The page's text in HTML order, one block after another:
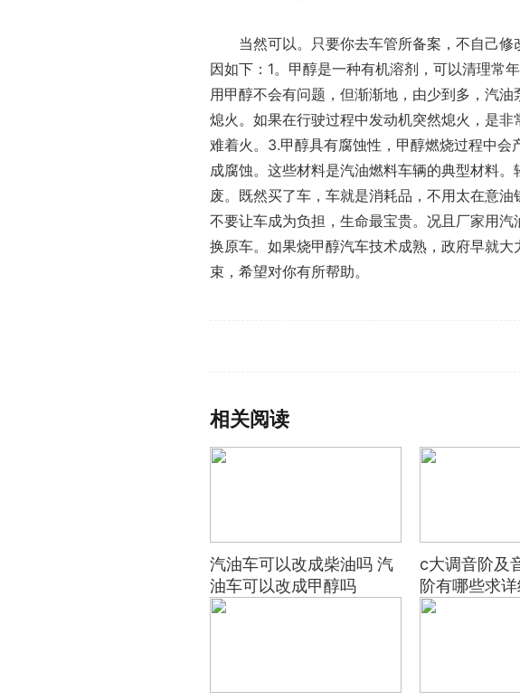
当然可以。只要你去车管所备案，不自己
因如下：1。甲醇是一种有机溶剂，可以清理常
用甲醇不会有问题，但渐渐地，由少到多，汽
熄火。如果在行驶过程中发动机突然熄火，是
难着火。3.甲醇具有腐蚀性，甲醇燃烧过程中
成腐蚀。这些材料是汽油燃料车辆的典型材料
废。既然买了车，车就是消耗品，不用太在意油
不要让车成为负担，生命最宝贵。况且厂家用
换原车。如果烧甲醇汽车技术成熟，政府早就
束，希望对你有所帮助。
相关阅读
汽油车可以改成柴油吗 汽
油车可以改成甲醇吗
c大调音阶及
阶有哪些求